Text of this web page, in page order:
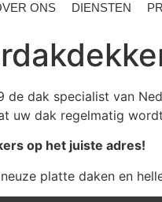
ONS DIENSTEN
de dak specialist van
uw dak regelmatig
op het juiste adres!
platte daken en